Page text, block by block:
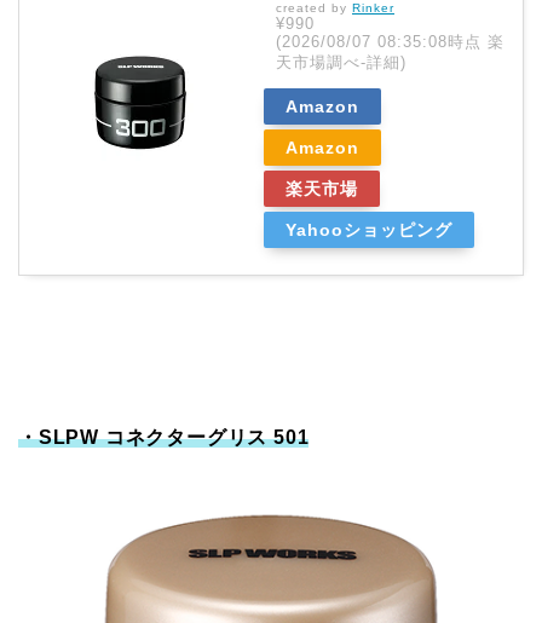
created by Rinker
¥990
(2026/08/07 08:35:08時点 楽
天市場調べ-詳細)
Amazon
Amazon
楽天市場
Yahooショッピング
・SLPW コネクターグリス 501